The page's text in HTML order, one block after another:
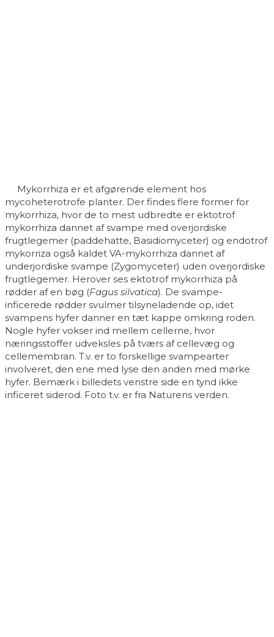
Mykorrhiza er et afgørende element hos
mycoheterotrofe planter. Der findes flere former for
mykorrhiza, hvor de to mest udbredte er ektotrof
mykorrhiza dannet af svampe med overjordiske
frugtlegemer (paddehatte, Basidiomyceter) og endotrof
mykorriza også kaldet VA-mykorrhiza dannet af
underjordiske svampe (Zygomyceter) uden overjordiske
frugtlegemer. Herover ses ektotrof mykorrhiza på
rødder af en bøg (Fagus silvatica). De svampe-
inficerede rødder svulmer tilsyneladende op, idet
svampens hyfer danner en tæt kappe omkring roden.
Nogle hyfer vokser ind mellem cellerne, hvor
næringsstoffer udveksles på tværs af cellevæg og
cellemembran. T.v. er to forskellige svampearter
involveret, den ene med lyse den anden med mørke
hyfer. Bemærk i billedets venstre side en tynd ikke
inficeret siderod. Foto t.v. er fra Naturens verden.